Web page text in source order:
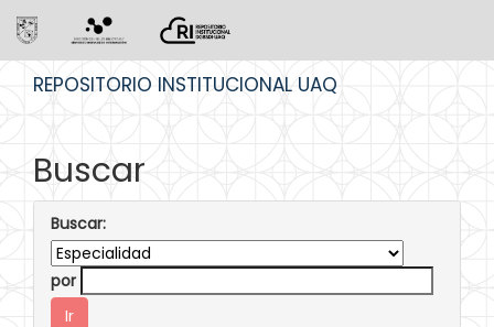
REPOSITORIO INSTITUCIONAL UAQ
Buscar
Buscar:
por